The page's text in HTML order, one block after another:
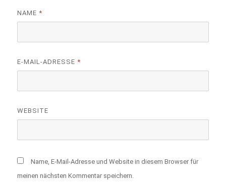
NAME*
E-MAIL-ADRESSE*
WEBSITE
Name, E-Mail-Adresse und Website in diesem Browser für
meinen nächsten Kommentar speichern.